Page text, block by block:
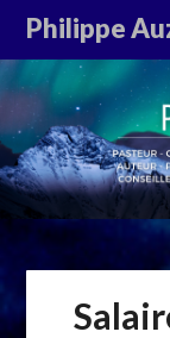
Philippe